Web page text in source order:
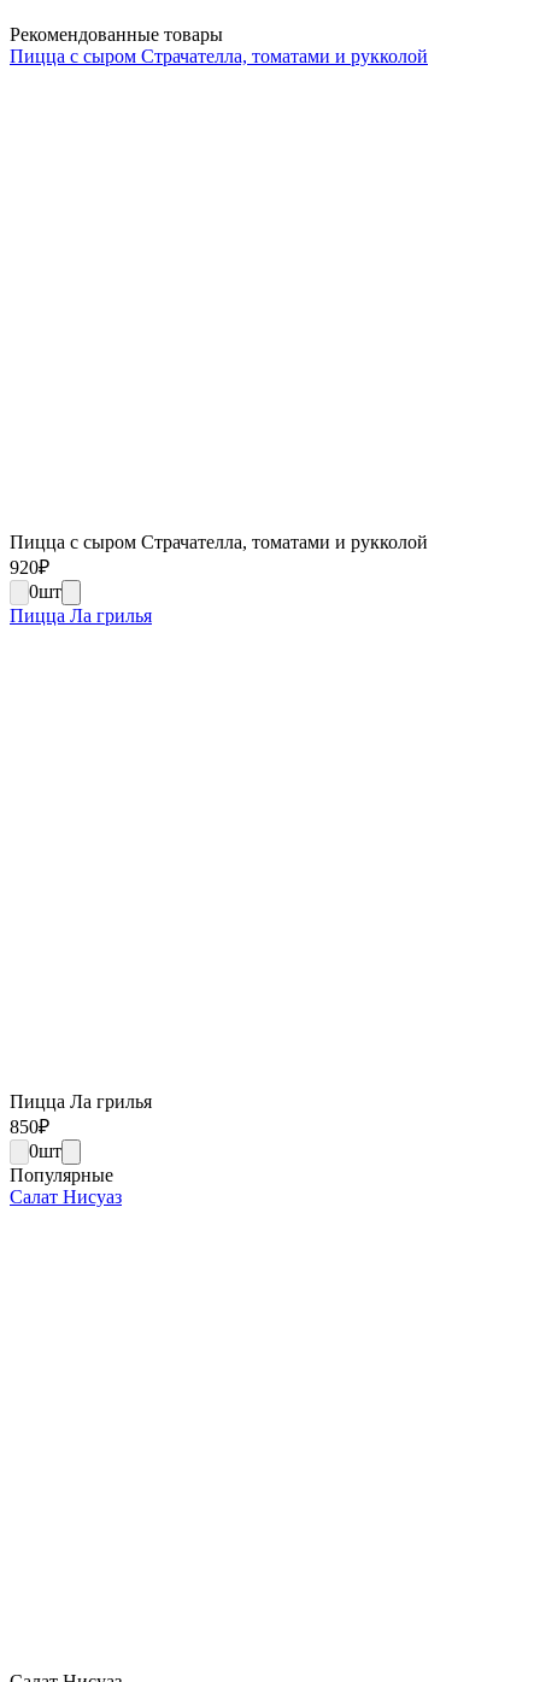
Рекомендованные товары
Пицца с сыром Страчателла, томатами и рукколой
Пицца с сыром Страчателла, томатами и рукколой
920₽
0шт
Пицца Ла грилья
Пицца Ла грилья
850₽
0шт
Популярные
Салат Нисуаз